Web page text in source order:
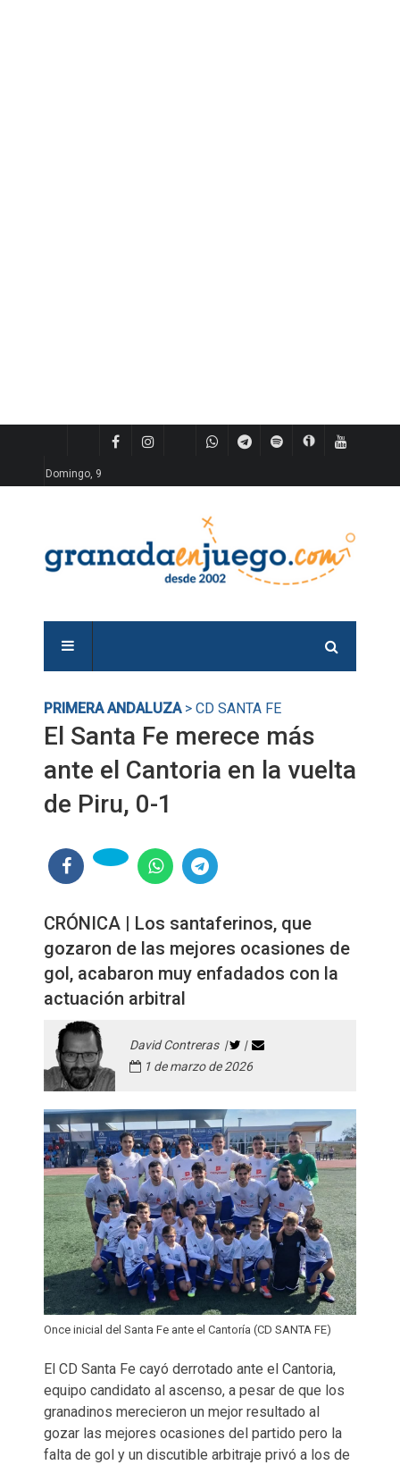
Domingo, 9
PRIMERA ANDALUZA> CD SANTA FE
El Santa Fe merece más
ante el Cantoria en la vuelta
de Piru, 0-1
CRÓNICA | Los santaferinos, que
gozaron de las mejores ocasiones de
gol, acabaron muy enfadados con la
actuación arbitral
David Contreras |
|
1 de marzo de 2026
Once inicial del Santa Fe ante el Cantoría (CD SANTA FE)
El CD Santa Fe cayó derrotado ante el Cantoria,
equipo candidato al ascenso, a pesar de que los
granadinos merecieron un mejor resultado al
gozar las mejores ocasiones del partido pero la
falta de gol y un discutible arbitraje privó a los de